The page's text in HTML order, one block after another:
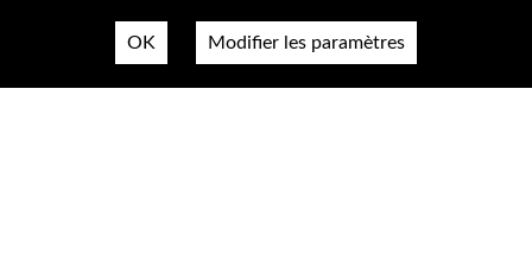
OK Modifier les paramètres